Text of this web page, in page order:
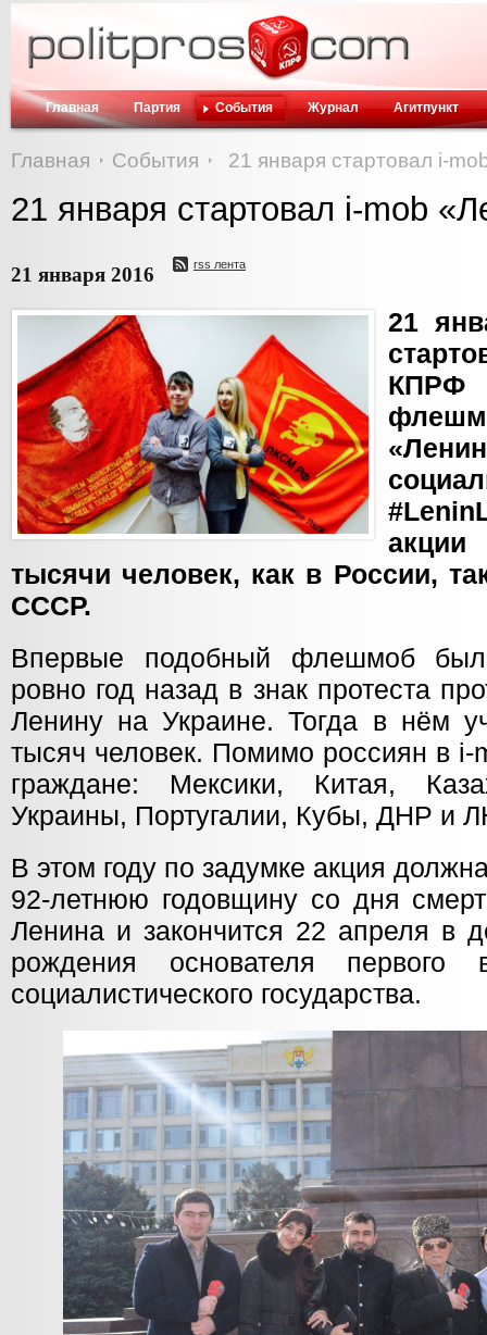
Главная Партия События Журнал Агитпункт
Главная События 21 января стартовал i-
21 января стартовал i-mob
21 января 2016 rss лента
21
КПРФ
тысячи человек, как в России,
СССР.
Впервые подобный флешмоб
ровно год назад в знак протеста
Ленину на Украине. Тогда в нём
тысяч человек. Помимо россиян в i-
граждане: Мексики, Китая,
Украины, Португалии, Кубы, ДНР и
В этом году по задумке акция
92-летнюю годовщину со дня
Ленина и закончится 22 апреля в
рождения основателя первого
социалистического государства.